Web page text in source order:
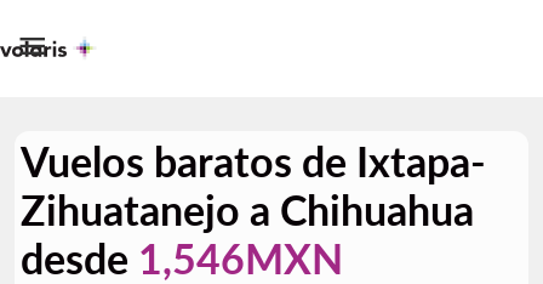

Vuelos baratos de Ixtapa-
Zihuatanejo a Chihuahua
desde 1,546MXN